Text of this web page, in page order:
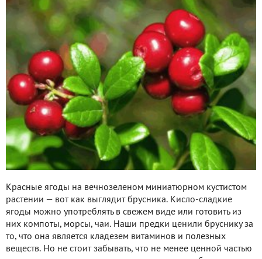
Красные ягоды на вечнозеленом миниатюрном кустистом
растении — вот как выглядит брусника. Кисло-сладкие
ягоды можно употреблять в свежем виде или готовить из
них компоты, морсы, чаи. Наши предки ценили бруснику за
то, что она является кладезем витаминов и полезных
веществ. Но не стоит забывать, что не менее ценной частью